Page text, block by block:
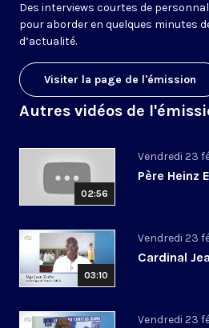
Des interviews courtes de
pour aborder en quelques minutes
d’actualité.
Visiter la page de l'émission
Autres vidéos de
02:56
Vendredi 23
Père Heinz
03:10
Vendredi 23
Cardinal
Vendredi 23